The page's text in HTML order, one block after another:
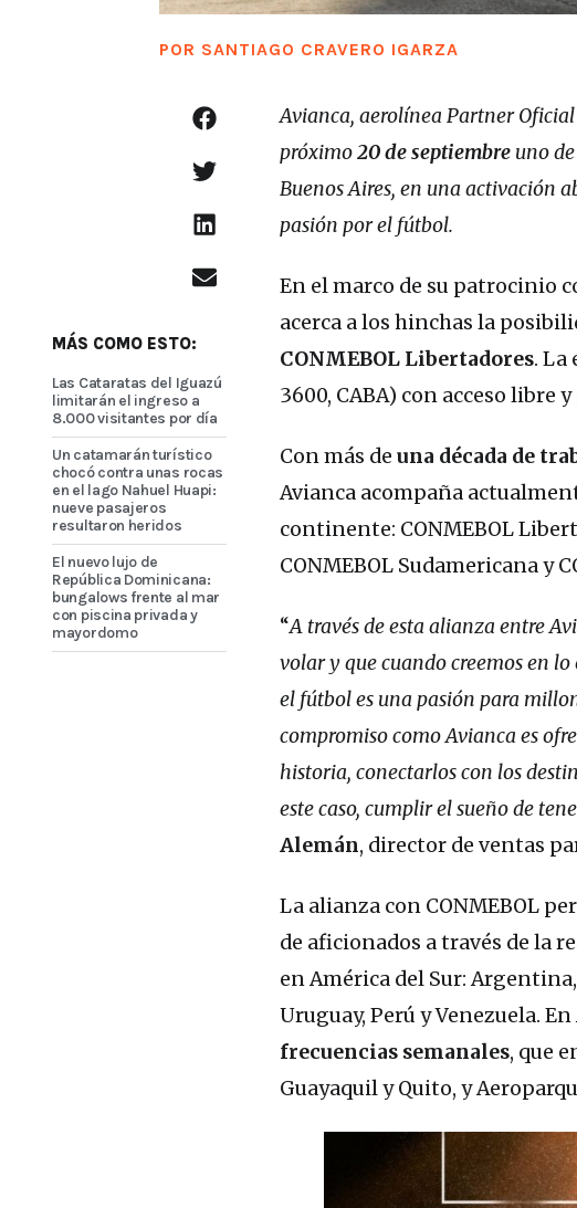
POR SANTIAGO CRAVERO IGARZA
MÁS COMO ESTO:
Las Cataratas del Iguazú
limitarán el ingreso a
8.000 visitantes por día
Un catamarán turístico
chocó contra unas rocas
en el lago Nahuel Huapi:
nueve pasajeros
resultaron heridos
El nuevo lujo de
República Dominicana:
bungalows frente al mar
con piscina privada y
mayordomo
Avianca, aerolínea PartnerOficial
próximo20 de septiembreuno de
Buenos Aires, en una activación
pasión por el fútbol.
En el marco de su patrocinio
acerca a los hinchas la
CONMEBOL Libertadores. La
3600, CABA) con acceso libre
Con más de una década de
Avianca acompaña
continente: CONMEBOL
CONMEBOL Sudamericana y
“A través de esta alianza entre
volar y que cuando creemos en
el fútbol es una pasión para
compromiso como Avianca es
historia, conectarlos con los
este caso, cumplir el sueño de
Alemán, director de ventas
La alianza con CONMEBOL
de aficionados a través de la
en América del Sur:
Uruguay, Perú y Venezuela.
frecuencias semanales, que
Guayaquil y Quito, y